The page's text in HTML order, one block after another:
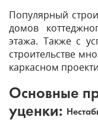
Популярный
домов
этажа. Также с
строительстве
каркасном
Основные
уценки: